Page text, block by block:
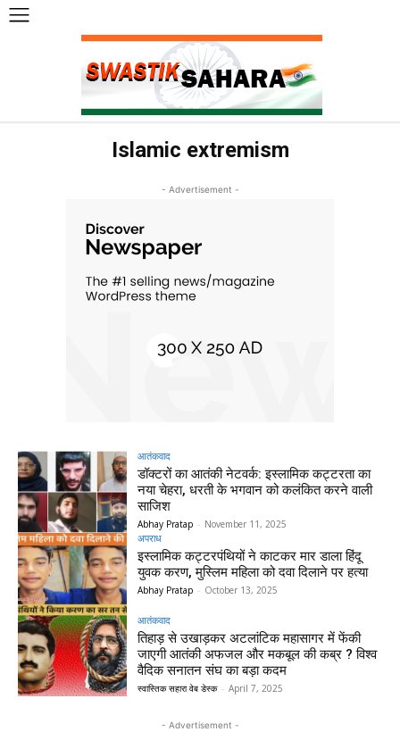
Islamic extremism
- Advertisement -
आतंकवाद
डॉक्टरों का आतंकी नेटवर्क: इस्लामिक कट्टरता का
नया चेहरा, धरती के भगवान को कलंकित करने वाली
साजिश
Abhay Pratap - November 11, 2025
अपराध
इस्लामिक कट्टरपंथियों ने काटकर मार डाला हिंदू
युवक करण, मुस्लिम महिला को दवा दिलाने पर हत्या
Abhay Pratap - October 13, 2025
आतंकवाद
तिहाड़ से उखाड़कर अटलांटिक महासागर में फेंकी
जाएगी आतंकी अफजल और मकबूल की कब्र ? विश्व
वैदिक सनातन संघ का बड़ा कदम
स्वास्तिक सहारा वेब डेस्क - April 7, 2025
- Advertisement -